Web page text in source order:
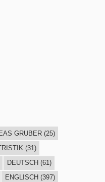
GRUBER(25)
(31)
DEUTSCH (61)
ENGLISCH (397)